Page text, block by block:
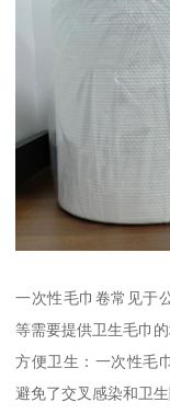
一次性毛巾卷常见于
等需要提供卫生毛巾
方便卫生：一次性毛
避免了交叉感染和卫生